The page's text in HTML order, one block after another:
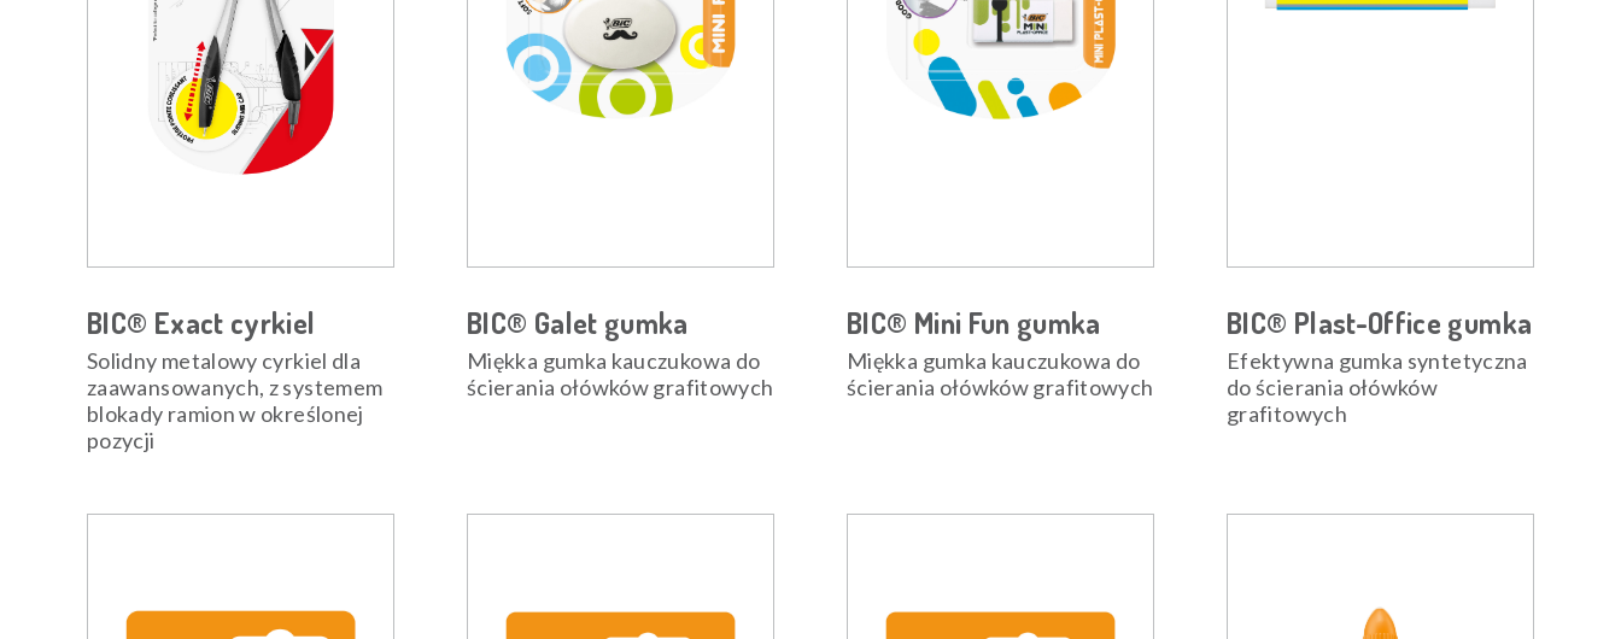
BIC® Exact cyrkiel
Solidny metalowy cyrkiel dla
zaawansowanych, z systemem
blokady ramion w określonej
pozycji
BIC® Galet gumka
Miękka gumka kauczukowa do
ścierania ołówków grafitowych
BIC® Mini Fun gumka
Miękka gumka kauczukowa do
ścierania ołówków grafitowych
BIC® Plast-Office gumka
Efektywna gumka syntetyczna
do ścierania ołówków
grafitowych